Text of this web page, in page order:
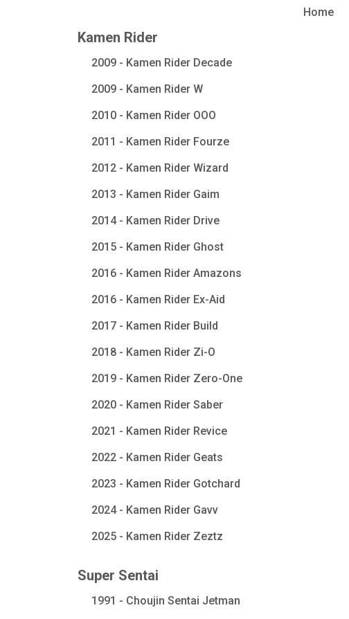
Home
Kamen Rider
2009 - Kamen Rider Decade
2009 - Kamen Rider W
2010 - Kamen Rider OOO
2011 - Kamen Rider Fourze
2012 - Kamen Rider Wizard
2013 - Kamen Rider Gaim
2014 - Kamen Rider Drive
2015 - Kamen Rider Ghost
2016 - Kamen Rider Amazons
2016 - Kamen Rider Ex-Aid
2017 - Kamen Rider Build
2018 - Kamen Rider Zi-O
2019 - Kamen Rider Zero-One
2020 - Kamen Rider Saber
2021 - Kamen Rider Revice
2022 - Kamen Rider Geats
2023 - Kamen Rider Gotchard
2024 - Kamen Rider Gavv
2025 - Kamen Rider Zeztz
Super Sentai
1991 - Choujin Sentai Jetman